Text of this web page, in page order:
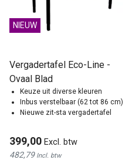
NIEUW
Vergadertafel Eco-Line -
Ovaal Blad
Keuze uit diverse kleuren
Inbus verstelbaar (62 tot 86 cm)
Nieuwe zit-sta vergadertafel
399,00 Excl. btw
482,79 Incl. btw